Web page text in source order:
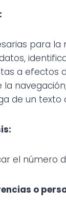
para
a efectos
la
de un
el número
o